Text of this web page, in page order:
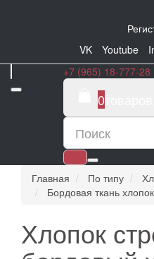
VK
Youtube
+7 (965) 18-777-28
0
Главная По типу
Бордовая ткань
Хлопок